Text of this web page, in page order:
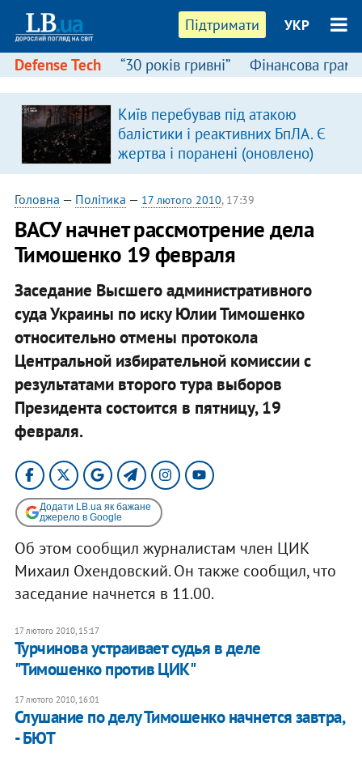
Підтримати УКР
Defense Tech “30 років гривні” Фінансова
Київ перебував під атакою
балістики і реактивних БпЛА. Є
жертва і поранені (оновлено)
Головна — Політика — 17 лютого 2010, 17:39
ВАСУ начнет рассмотрение дела
Тимошенко 19 февраля
Заседание Высшего административного
суда Украины по иску Юлии Тимошенко
относительно отмены протокола
Центральной избирательной комиссии с
результатами второго тура выборов
Президента состоится в пятницу, 19
февраля.
Додати LB.ua як бажане
джерело в Google
Об этом сообщил журналистам член ЦИК
Михаил Охендовский. Он также сообщил, что
заседание начнется в 11.00.
17 лютого 2010, 15:17
Турчинова устраивает судья в деле
"Тимошенко против ЦИК"
17 лютого 2010, 16:01
Слушание по делу Тимошенко начнется завтра,
- БЮТ